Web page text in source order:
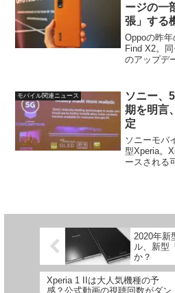
ージの一
張」する
Oppoの昨
Find X2。
のアップデ
分のセキュ
モバイル関連ニュース
ソニー、
期を明言
定
ソニーモバ
型Xperia。
ースされる
2020年新
ル、新型
か？
Xperia 1 IIは大人気機種の予
感？公式動画の視聴回数がダン